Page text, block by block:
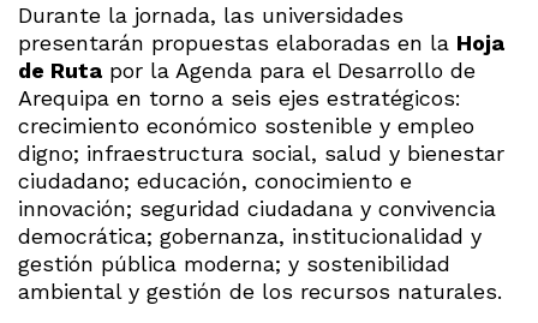
Durante la jornada, las universidades
presentarán propuestas elaboradas en la Hoja
de Ruta por la Agenda para el Desarrollo de
Arequipa en torno a seis ejes estratégicos:
crecimiento económico sostenible y empleo
digno; infraestructura social, salud y bienestar
ciudadano; educación, conocimiento e
innovación; seguridad ciudadana y convivencia
democrática; gobernanza, institucionalidad y
gestión pública moderna; y sostenibilidad
ambiental y gestión de los recursos naturales.